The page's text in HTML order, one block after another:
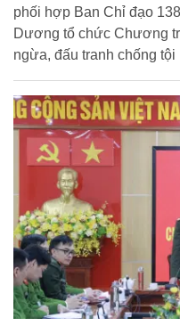
phối hợp Ban Chỉ đạo
Dương tổ chức Chương
ngừa, đấu tranh chống
truyền được tổ chức trực
và trực tuyến tại các
huyện.